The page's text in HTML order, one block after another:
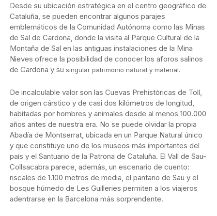
Desde su ubicación estratégica en el centro geográfico de
Cataluña, se pueden encontrar algunos parajes
emblemáticos de la Comunidad Autónoma como las Minas
de Sal de Cardona, donde la visita al Parque Cultural de la
Montaña de Sal en las antiguas instalaciones de la Mina
Nieves ofrece la posibilidad de conocer los aforos salinos
de Cardona y su singular patrimonio natural y material.
De incalculable valor son las Cuevas Prehistóricas de Toll,
de origen cárstico y de casi dos kilómetros de longitud,
habitadas por hombres y animales desde al menos 100.000
años antes de nuestra era. No se puede olvidar la propia
Abadía de Montserrat, ubicada en un Parque Natural único
y que constituye uno de los museos más importantes del
país y el Santuario de la Patrona de Cataluña. El Vall de Sau-
Collsacabra parece, además, un escenario de cuento:
riscales de 1.100 metros de media, el pantano de Sau y el
bosque húmedo de Les Guilleries permiten a los viajeros
adentrarse en la Barcelona más sorprendente.